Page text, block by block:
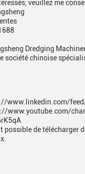
veuillez me
Dredging
société chinoise
www.linkedin.com/
www.youtube.com/
possible de télécharger